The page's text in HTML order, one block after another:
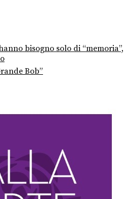
bisogno solo di “memoria”,
Bob”